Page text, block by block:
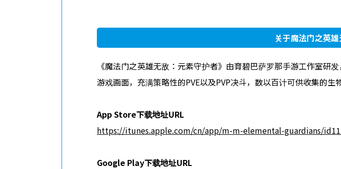
关于魔法门之英
《魔法门之英雄无敌：元素守护者》由育碧巴萨罗那手游工作室研
游戏画面，充满策略性的PVE以及PVP决斗，数以百计可供收集的生
App Store下载地址URL
https://itunes.apple.com/cn/app/m-m-elemental-guardians/
Google Play下载地址URL